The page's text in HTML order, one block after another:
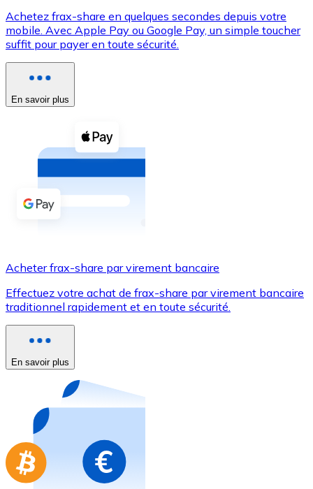
XRP
XRP
Voir toutes
Coupons crypto
Achetez des cryptomonnaies en espèces et d'autres
Acheter avec espèces
Virement SEPA
Utilisez les cartes Visa et Mastercard pour acheter
Acheter avec carte
Nouveau
Achetez des cartes-cadeaux de vos marques
Aller à la boutique de cartes-cadeaux
Achetez frax-share en quelques secondes depuis votre
mobile. Avec Apple Pay ou Google Pay, un simple toucher
suffit pour payer en toute sécurité.
En savoir plus
Acheter frax-share par virement bancaire
Effectuez votre achat de frax-share par virement bancaire
traditionnel rapidement et en toute sécurité.
En savoir plus